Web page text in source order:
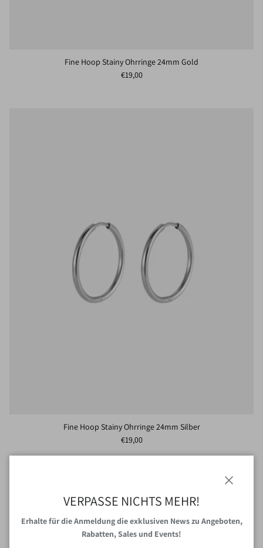
Fine Hoop Stainy Ohrringe 24mm Gold
Normaler Preis
€19,00
Fine Hoop Stainy Ohrringe 24mm Silber
Normaler Preis
€19,00
VERPASSE NICHTS MEHR!
Erhalte für die Anmeldung die exklusiven News zu Angeboten,
Rabatten, Sales und Events!